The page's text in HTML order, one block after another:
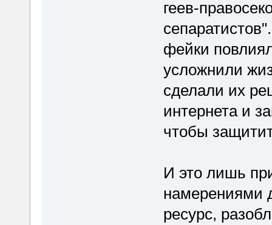
геев-
фейки
усложнили
сделали их
интернета и
чтобы
И это лишь
намерениями
ресурс,